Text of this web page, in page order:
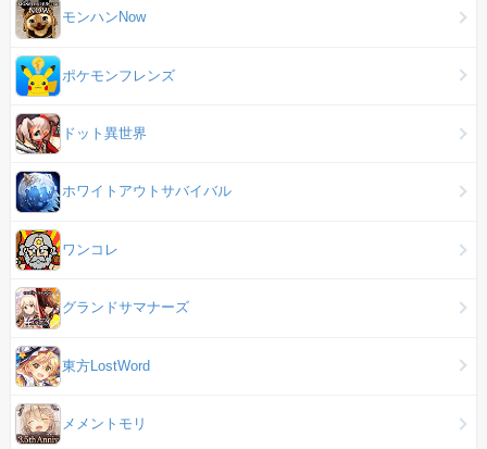
モンハンNow
ポケモンフレンズ
ドット異世界
ホワイトアウトサバイバル
ワンコレ
グランドサマナーズ
東方LostWord
メメントモリ